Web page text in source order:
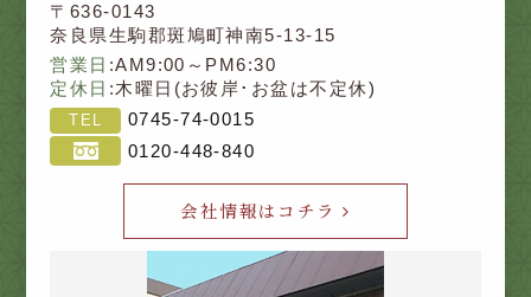
〒636-0143
奈良県生駒郡斑鳩町神南5-13-15
営業日 :AM9:00～PM6:30
定休日 :木曜日(お彼岸･お盆は不定休)
TEL
0745-74-0015
0120-448-840
会社情報はコチラ